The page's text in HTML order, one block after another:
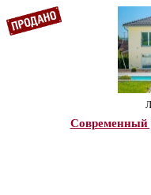
Современный